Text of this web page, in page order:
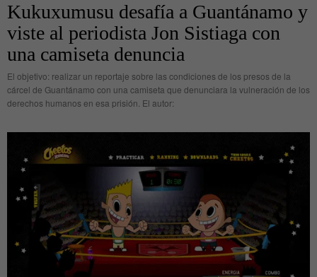
Kukuxumusu desafía a Guantánamo y
viste al periodista Jon Sistiaga con
una camiseta denuncia
El objetivo: realizar un reportaje sobre las condiciones de los presos de la
cárcel de Guantánamo con una camiseta que denunciara la vulneración de los
derechos humanos en esa prisión. El autor: